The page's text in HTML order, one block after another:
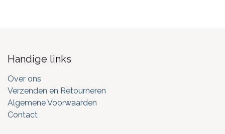
Handige links
Over ons
Verzenden en Retourneren
Algemene Voorwaarden
Contact